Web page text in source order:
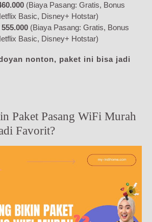
(Biaya Pasang: Gratis, Bonus
Basic, Disney+ Hotstar)
(Biaya Pasang: Gratis, Bonus
Basic, Disney+ Hotstar)
nonton, paket ini bisa jadi
Paket Pasang WiFi Murah
Favorit?